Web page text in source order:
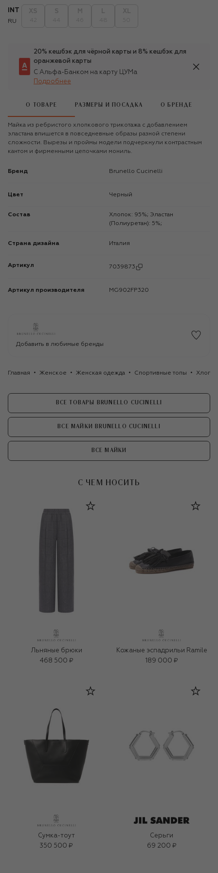
INT
RU
20% кешбэк для чёрной карты и 8% кешбэк для
оранжевой карты
С Альфа-Банком на карту ЦУМа
Подробнее
О ТОВАРЕ РАЗМЕРЫ И ПОСАДКА О БРЕНДЕ
Майка из ребристого хлопкового трикотажа с добавлением
эластана впишется в повседневные образы разной степени
сложности. Вырезы и проймы модели подчеркнули контрастным
кантом и фирменными цепочками мониль.
Бренд Brunello Cucinelli
Цвет Черный
Состав
Хлопок: 95%; Эластан
(Полиуретан): 5%;
Страна дизайна Италия
Артикул 7039873
Артикул производителя MG902FP320
Добавить в любимые бренды
Главная Женское Женская одежда Спортивные топы
ВСЕ ТОВАРЫ BRUNELLO CUCINELLI
ВСЕ МАЙКИ BRUNELLO CUCINELLI
ВСЕ МАЙКИ
С ЧЕМ НОСИТЬ
Льняные брюки
468 500 ₽
Кожаные эспадрильи Ramile
189 000 ₽
Сумка-тоут
350 500 ₽
Серьги
69 200 ₽